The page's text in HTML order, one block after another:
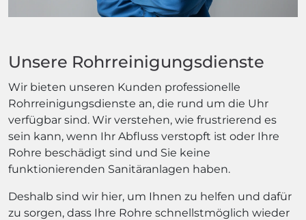
Unsere Rohrreinigungsdienste
Wir bieten unseren Kunden professionelle
Rohrreinigungsdienste an, die rund um die Uhr
verfügbar sind. Wir verstehen, wie frustrierend es
sein kann, wenn Ihr Abfluss verstopft ist oder Ihre
Rohre beschädigt sind und Sie keine
funktionierenden Sanitäranlagen haben.
Deshalb sind wir hier, um Ihnen zu helfen und dafür
zu sorgen, dass Ihre Rohre schnellstmöglich wieder